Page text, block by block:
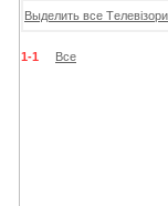
Выделить все Tелевізори
1-1 Все